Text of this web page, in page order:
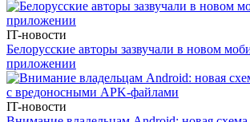
IT-новости
Белорусские авторы зазвучали в новом
приложении
IT-новости